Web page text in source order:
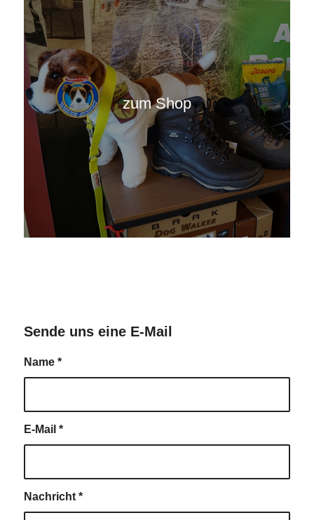
zum Shop
Sende uns eine E-Mail
Name *
E-Mail *
Nachricht *